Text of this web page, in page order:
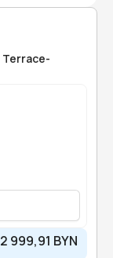
Terrace-
999,91 BYN